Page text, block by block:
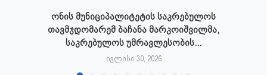
ონის მუნიციპალიტეტის საკრებულოს
თავმჯდომარემ ბაჩანა მარკოიშვილმა,
საკრებულოს უმრავლესობის...
ივლისი 30, 2026